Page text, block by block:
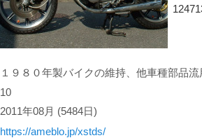
１９８０年製バイクの維持、他車種部品流
10
2011年08月 (5484日)
https://ameblo.jp/xstds/